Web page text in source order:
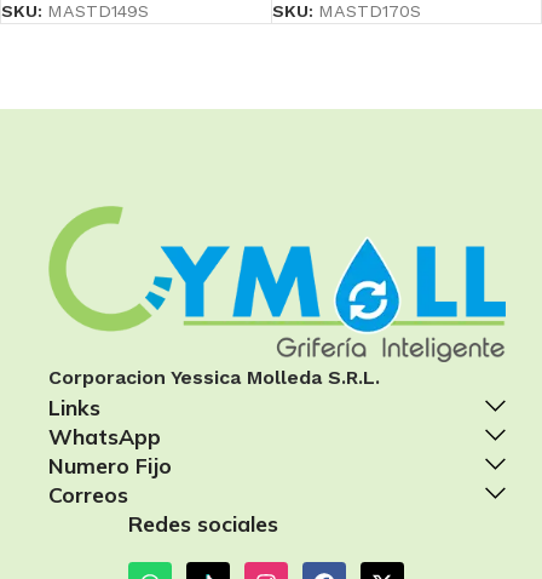
SKU: MASTD149S SKU: MASTD170S
Corporacion Yessica Molleda S.R.L.
Links
WhatsApp
Numero Fijo
Correos
Redes sociales